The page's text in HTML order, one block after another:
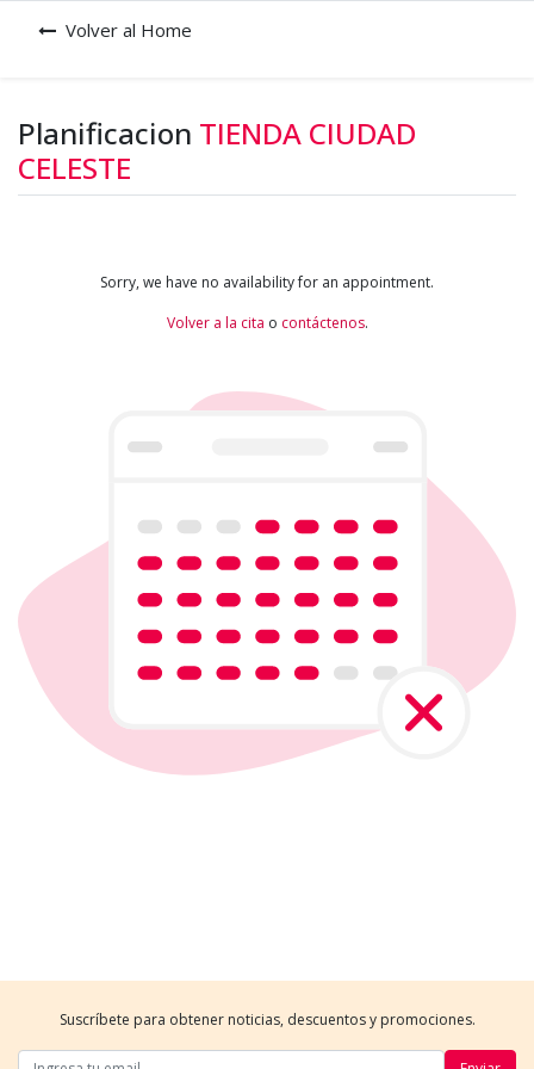
Volver al Home
Planificacion TIENDA CIUDAD
CELESTE
Sorry, we have no availability for an appointment.
Volver a la cita o contáctenos.
Suscríbete para obtener noticias, descuentos y promociones.